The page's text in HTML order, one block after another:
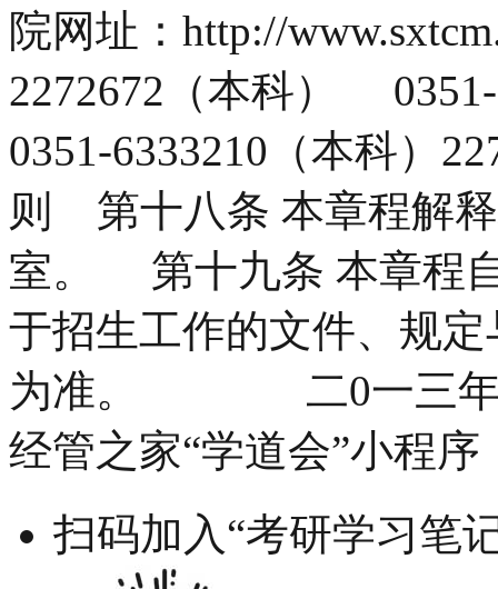
院网址：http://
2272672（本科）
0351-6333210（本科
则 第十八条 本章程解
室。 第十九条 本章程
于招生工作的文件、规
为准。 二0一三年
经管之家“学道会”小程序
扫码加入“考研学习笔